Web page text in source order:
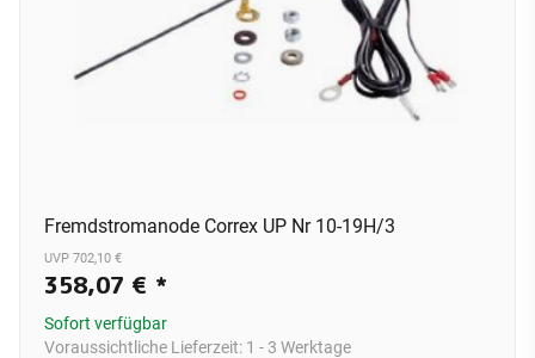
Fremdstromanode Correx UP Nr 10-19H/3
UVP 702,10 €
358,07 € *
Sofort verfügbar
Voraussichtliche Lieferzeit: 1 - 3 Werktage